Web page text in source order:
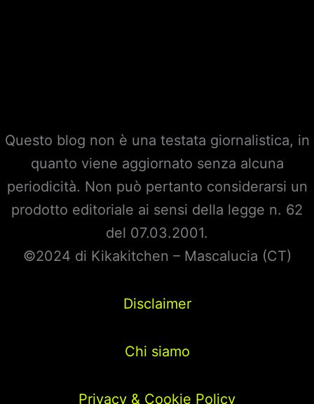
Questo blog non è una testata giornalistica, in
quanto viene aggiornato senza alcuna
periodicità. Non può pertanto considerarsi un
prodotto editoriale ai sensi della legge n. 62
del 07.03.2001.
©2024 di Kikakitchen – Mascalucia (CT)
Disclaimer
Chi siamo
Privacy & Cookie Policy